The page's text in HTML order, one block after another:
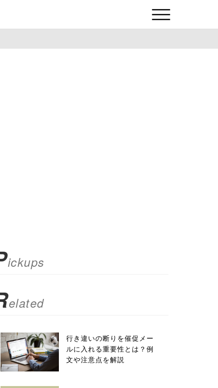
ickups
elated
行き違いの断りを催促メー
ルに入れる重要性とは？例
文や注意点を解説